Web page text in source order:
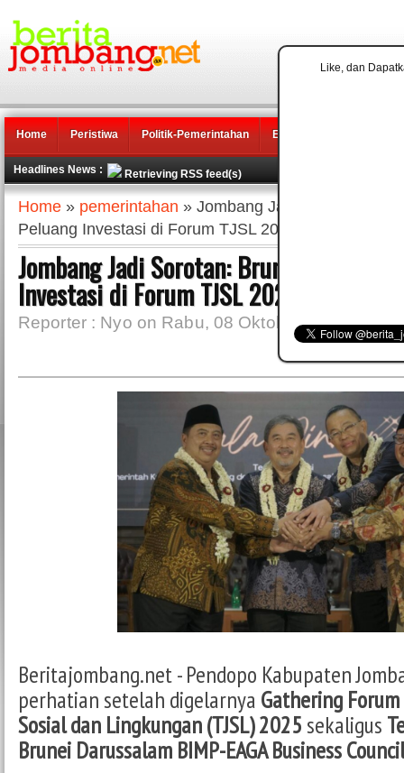
Home Peristiwa Politik-Pemerintahan Ekonomi
Headlines News : Retrieving RSS feed(s)
Home » pemerintahan » Jombang Jadi Sorotan:
Peluang Investasi di Forum TJSL 2025
Jombang Jadi Sorotan: Brunei
Investasi di Forum TJSL 2025
Reporter : Nyo on Rabu, 08 Oktober 2025 | 02.44
Beritajombang.net - Pendopo Kabupaten
perhatian setelah digelarnya Gathering
Sosial dan Lingkungan (TJSL) 2025 sekaligus
Brunei Darussalam BIMP-EAGA Business Council
Like, dan